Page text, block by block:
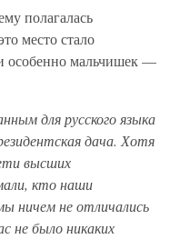
полагалась
место стало
особенно мальчишек —
для русского языка
дача. Хотя
высших
кто наши
ничем не отличались
не было никаких